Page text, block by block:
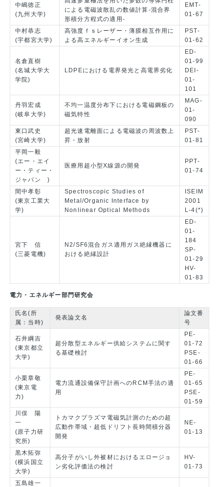
中嶋徳正
(九州大学)
による電磁波散乱の数値計算-混合界
形積分方程式の適用-
EMT-
01-67
中村恭志
(宇都宮大学)
高強度ｆｓレーザー・薄膜相互作用に
よる高エネルギーイオン生成
PST-
01-62
名倉直樹
(名城大学大
学院)
LDPEにおける電界発光と高電界劣化
ED-
01-99
DEI-
01-
101
丹羽宏成
(岐阜大学)
不均一温度分布下における電磁鋼板の
磁気特性
MAG-
01-
090
東口武史
(宮崎大学)
超光速電離面による電磁波の周波数上
昇・放射
PST-
01-81
平岡一毅
(エー・エイ
ー・ティー・
ジャパン )
医療用超小型X線源の開発
PPT-
01-74
間中孝彰
(東京工業大
学)
Spectroscopic Studies of
Metal/Organic Interface by
Nonlinear Optical Methods
ISEIM
2001
L-4(*)
宮下 信
(三菱電機)
N2/SF6混合ガス適用ガス絶縁機器に
おける絶縁設計
ED-
01-
184
SP-
01-29
HV-
01-83
電力・エネルギー部門研究会
氏名(所
属：当時)
発表論文名
論文番
号
石井綱吉
(東京都立
大学)
超分散型エネルギー供給システムに関す
る基礎検討
PE-
01-72
PSE-
01-66
小栗章敬
(東京電
力)
電力流通設備保守計画へのRCM手法の適
用
PE-
01-65
PSE-
01-59
川俣 陽
一
(原子力研
究所)
トカマクプラズマ電磁気計測のための超
広動作帯域・超低ドリフト長時間積分器
開発
NE-
01-13
黒木拓弥
(横浜国立
大学)
高分子がいし外被材におけるエロージョ
ン劣化評価法の検討
HV-
01-73
五島雄一